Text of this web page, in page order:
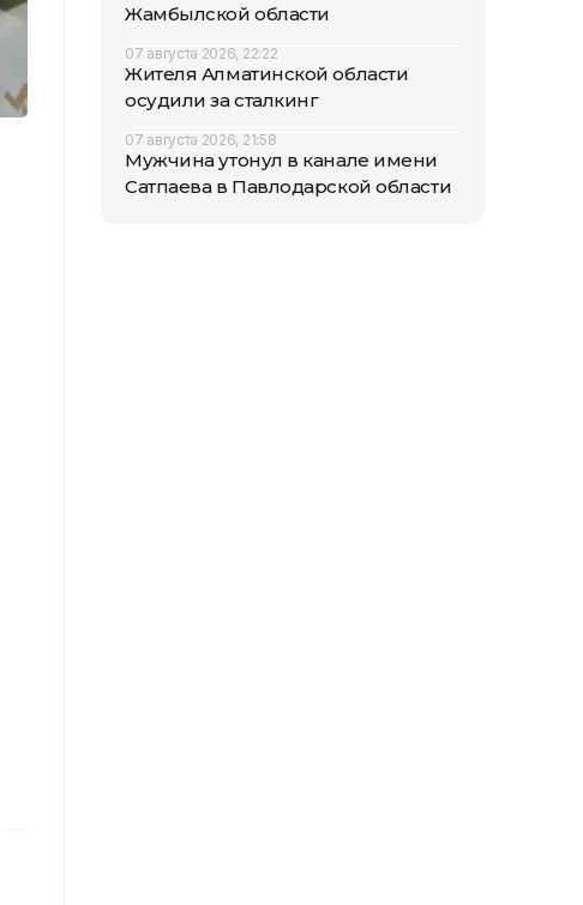
Жамбылской области
07 августа 2026, 22:22
Жителя Алматинской области
осудили за сталкинг
07 августа 2026, 21:58
Мужчина утонул в канале имени
Сатпаева в Павлодарской области